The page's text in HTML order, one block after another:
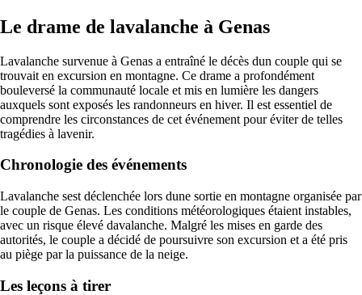
Le drame de lavalanche à Genas
Lavalanche survenue à Genas a entraîné le décès dun couple qui se
trouvait en excursion en montagne. Ce drame a profondément
bouleversé la communauté locale et mis en lumière les dangers
auxquels sont exposés les randonneurs en hiver. Il est essentiel de
comprendre les circonstances de cet événement pour éviter de telles
tragédies à lavenir.
Chronologie des événements
Lavalanche sest déclenchée lors dune sortie en montagne organisée par
le couple de Genas. Les conditions météorologiques étaient instables,
avec un risque élevé davalanche. Malgré les mises en garde des
autorités, le couple a décidé de poursuivre son excursion et a été pris
au piège par la puissance de la neige.
Les leçons à tirer